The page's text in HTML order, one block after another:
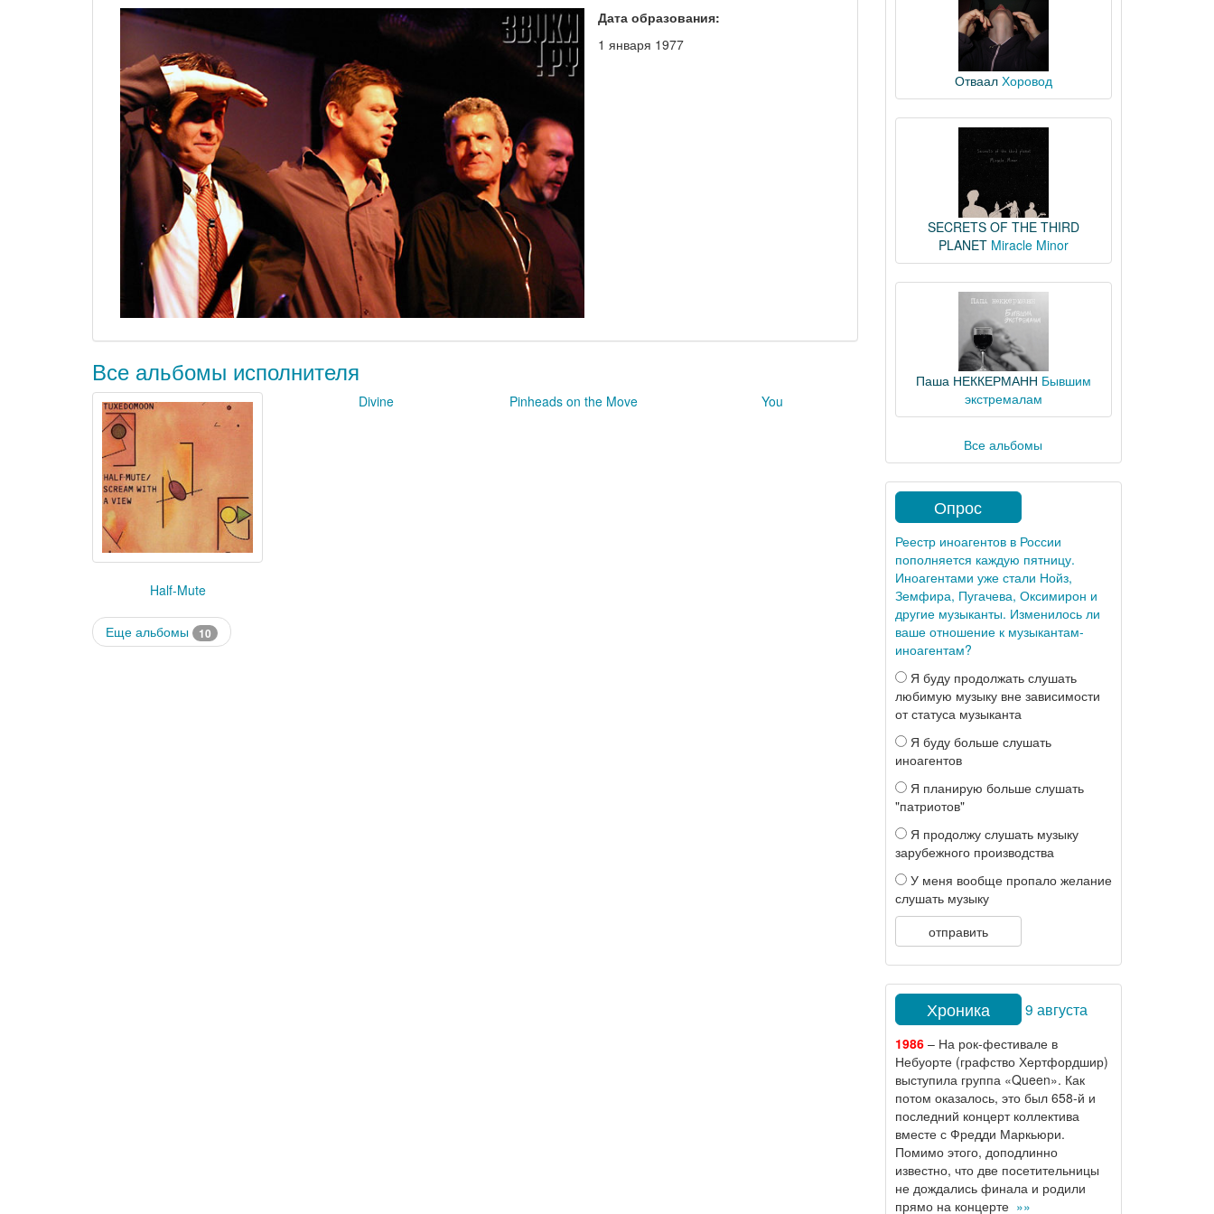
Дата образования:
1 января 1977
Все альбомы исполнителя
Half-Mute
Divine Pinheads on the Move You
Еще альбомы 10
Отваал Хоровод
SECRETS OF THE THIRD
PLANET Miracle Minor
Паша НЕККЕРМАНН Бывшим
экстремалам
Все альбомы
Опрос
Реестр иноагентов в России
пополняется каждую пятницу.
Иноагентами уже стали Нойз,
Земфира, Пугачева, Оксимирон и
другие музыканты. Изменилось ли
ваше отношение к музыкантам-
иноагентам?
Я буду продолжать слушать
любимую музыку вне зависимости
от статуса музыканта
Я буду больше слушать
иноагентов
Я планирую больше слушать
"патриотов"
Я продолжу слушать музыку
зарубежного производства
У меня вообще пропало желание
слушать музыку
отправить
Хроника 9 августа
1986– На рок-фестивале в
Небуорте (графство Хертфордшир)
выступила группа «Queen». Как
потом оказалось, это был 658-й и
последний концерт коллектива
вместе с Фредди Маркьюри.
Помимо этого, доподлинно
известно, что две посетительницы
не дождались финала и родили
прямо на концерте »»